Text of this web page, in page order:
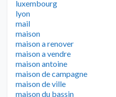
luxembourg
lyon
mail
maison
maison a renover
maison a vendre
maison antoine
maison de campagne
maison de ville
maison du bassin